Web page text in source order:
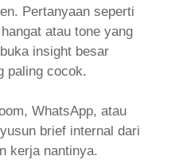
Pertanyaan seperti
atau tone yang
insight besar
paling cocok.
WhatsApp, atau
brief internal dari
kerja nantinya.